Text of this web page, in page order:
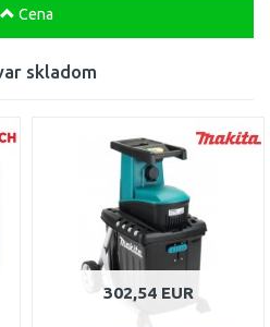
Cena
skladom
302,54 EUR